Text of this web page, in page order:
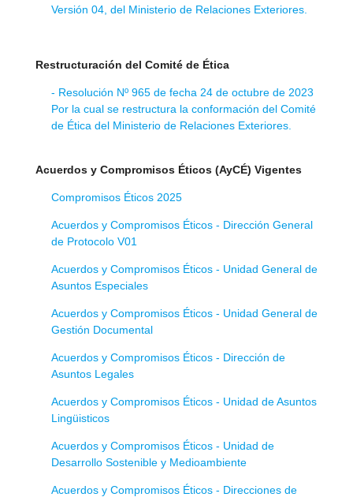
Versión 04, del Ministerio de Relaciones Exteriores.
Restructuración del Comité de Ética
- Resolución Nº 965 de fecha 24 de octubre de 2023
Por la cual se restructura la conformación del Comité
de Ética del Ministerio de Relaciones Exteriores.
Acuerdos y Compromisos Éticos (AyCÉ) Vigentes
Compromisos Éticos 2025
Acuerdos y Compromisos Éticos - Dirección General
de Protocolo V01
Acuerdos y Compromisos Éticos - Unidad General de
Asuntos Especiales
Acuerdos y Compromisos Éticos - Unidad General de
Gestión Documental
Acuerdos y Compromisos Éticos - Dirección de
Asuntos Legales
Acuerdos y Compromisos Éticos - Unidad de Asuntos
Lingüisticos
Acuerdos y Compromisos Éticos - Unidad de
Desarrollo Sostenible y Medioambiente
Acuerdos y Compromisos Éticos - Direcciones de